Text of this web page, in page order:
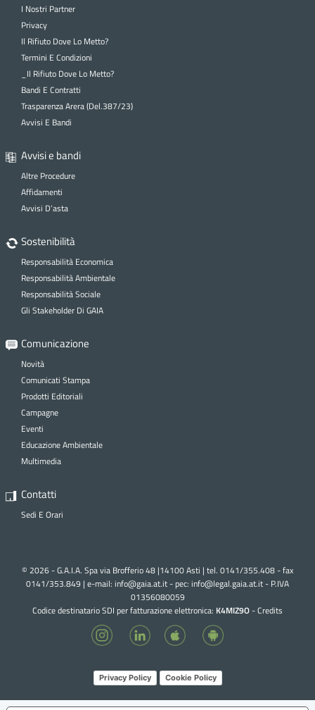
I Nostri Partner
Privacy
Il Rifiuto Dove Lo Metto?
Termini E Condizioni
_Il Rifiuto Dove Lo Metto?
Bandi E Contratti
Trasparenza Arera (Del.387/23)
Avvisi E Bandi
Avvisi e bandi
Altre Procedure
Affidamenti
Avvisi D’asta
Sostenibilità
Responsabilità Economica
Responsabilità Ambientale
Responsabilità Sociale
Gli Stakeholder Di GAIA
Comunicazione
Novità
Comunicati Stampa
Prodotti Editoriali
Campagne
Eventi
Educazione Ambientale
Multimedia
Contatti
Sedi E Orari
© 2026 - G.A.I.A. Spa via Brofferio 48 |14100 Asti | tel. 0141/355.408 - fax
0141/353.849 | e-mail: info@gaia.at.it - pec: info@legal.gaia.at.it- P.IVA
01356080059
Codice destinatario SDI per fatturazione elettronica: K4MIZ9O-Credits
Privacy Policy Cookie Policy